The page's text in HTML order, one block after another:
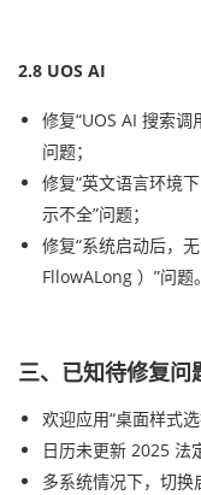
2.8 UOS AI
修复“UOS AI 搜索
问题；
修复“英文语言环境
示不全”问题；
修复“系统启动后，
FllowALong ）”问题。
三、已知待修复问
欢迎应用“桌面样式
日历未更新 2025 法
多系统情况下，切换